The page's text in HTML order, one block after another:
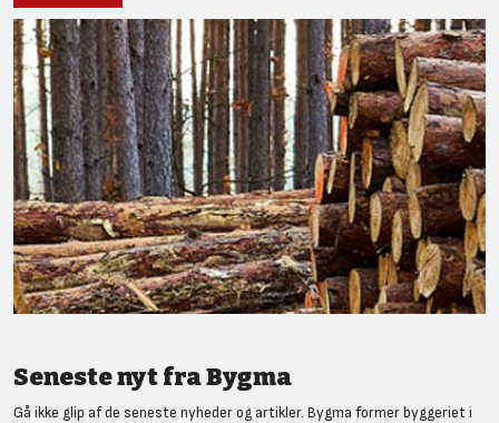
Seneste nyt fra Bygma
Gå ikke glip af de seneste nyheder og artikler. Bygma former byggeriet i